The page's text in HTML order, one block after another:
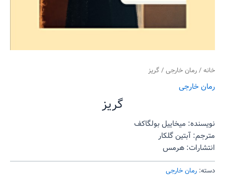
خانه/رمان خارجی/ گریز
رمان خارجی
گریز
نویسنده: میخاییل بولگاکف
مترجم: آبتین گلکار
انتشارات: هرمس
دسته: رمان خارجی